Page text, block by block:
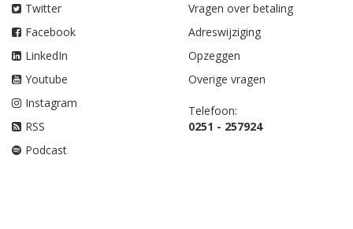
Twitter
Facebook
LinkedIn
Youtube
Instagram
RSS
Podcast
Vragen over betaling
Adreswijziging
Opzeggen
Overige vragen
Telefoon:
0251 - 257924